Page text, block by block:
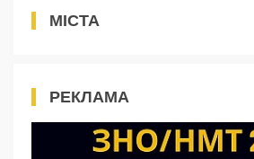
МІСТА
РЕКЛАМА